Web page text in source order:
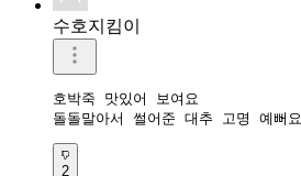
수호지킴이
호박죽 맛있어 보여요
돌돌말아서 썰어준 대추 고명 예뻐요
2